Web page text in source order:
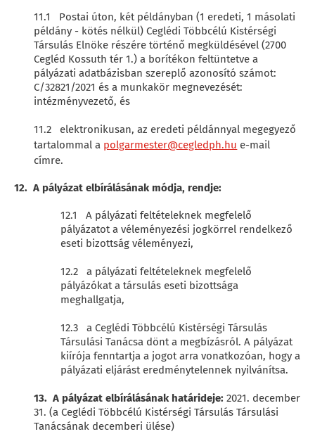
11.1 Postai úton, két példányban (1 eredeti, 1 másolati
példány - kötés nélkül) Ceglédi Többcélú Kistérségi
Társulás Elnöke részére történő megküldésével (2700
Cegléd Kossuth tér 1.) a borítékon feltüntetve a
pályázati adatbázisban szereplő azonosító számot:
C/32821/2021 és a munkakör megnevezését:
intézményvezető, és
11.2 elektronikusan, az eredeti példánnyal megegyező
tartalommal a polgarmester@cegledph.hu e-mail
címre.
12. A pályázat elbírálásának módja, rendje:
12.1 A pályázati feltételeknek megfelelő
pályázatot a véleményezési jogkörrel rendelkező
eseti bizottság véleményezi,
12.2 a pályázati feltételeknek megfelelő
pályázókat a társulás eseti bizottsága
meghallgatja,
12.3 a Ceglédi Többcélú Kistérségi Társulás
Társulási Tanácsa dönt a megbízásról. A pályázat
kiírója fenntartja a jogot arra vonatkozóan, hogy a
pályázati eljárást eredménytelennek nyilvánítsa.
13. A pályázat elbírálásának határideje: 2021. december
31. (a Ceglédi Többcélú Kistérségi Társulás Társulási
Tanácsának decemberi ülése)